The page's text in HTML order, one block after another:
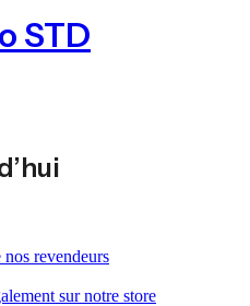
STD
revendeurs
sur notre store